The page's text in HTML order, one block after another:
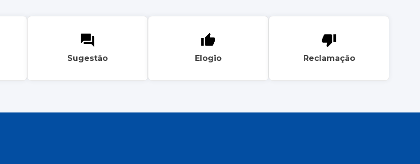
Sugestão Elogio Reclamação